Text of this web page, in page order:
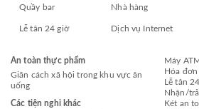
Quầy bar Nhà hàng
Lễ tân 24 giờ Dịch vụ Internet
An toàn thực phẩm
Giãn cách xã hội trong khu vực ăn
uống
Các tiện nghi khác
Máy
Hóa đơn
Lễ tân
Nhận/
Két an